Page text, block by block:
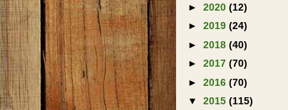
► 2020 (12)
► 2019 (24)
► 2018 (40)
► 2017 (70)
► 2016 (70)
▼ 2015 (115)